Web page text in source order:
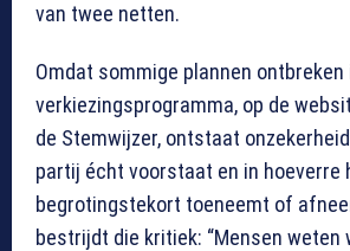
van twee netten.
Omdat sommige plannen ontbreken
verkiezingsprogramma, op de
de Stemwijzer, ontstaat
partij écht voorstaat en in hoeverre
begrotingstekort toeneemt of
bestrijdt die kritiek: “Mensen weten